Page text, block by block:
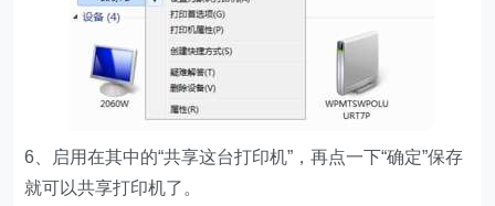
6、启用在其中的“共享这台打印机”，再点一下“确定”保存
就可以共享打印机了。